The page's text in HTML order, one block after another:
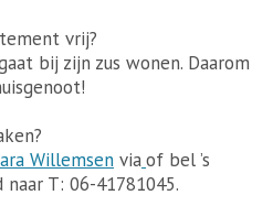
vrij?
bij zijn zus wonen. Daarom
Willemsen viaof bel ’s
T: 06-41781045.